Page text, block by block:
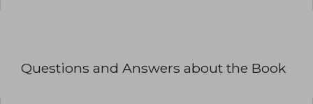
Questions and Answers about the Book